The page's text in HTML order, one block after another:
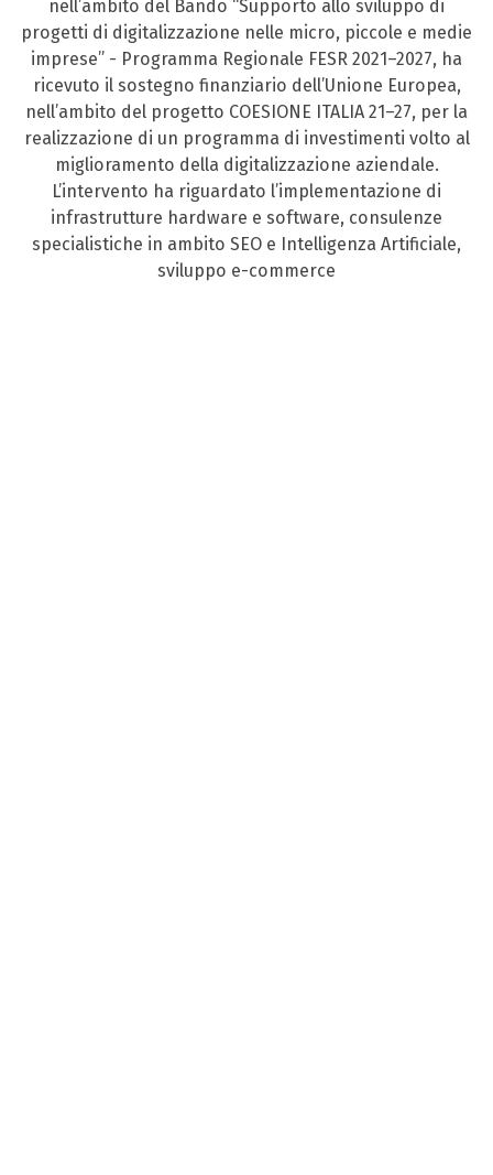
nell’ambito del Bando “Supporto allo sviluppo di
progetti di digitalizzazione nelle micro, piccole e medie
imprese” - Programma Regionale FESR 2021–2027, ha
ricevuto il sostegno finanziario dell’Unione Europea,
nell’ambito del progetto COESIONE ITALIA 21–27, per la
realizzazione di un programma di investimenti volto al
miglioramento della digitalizzazione aziendale.
L’intervento ha riguardato l’implementazione di
infrastrutture hardware e software, consulenze
specialistiche in ambito SEO e Intelligenza Artificiale,
sviluppo e-commerce